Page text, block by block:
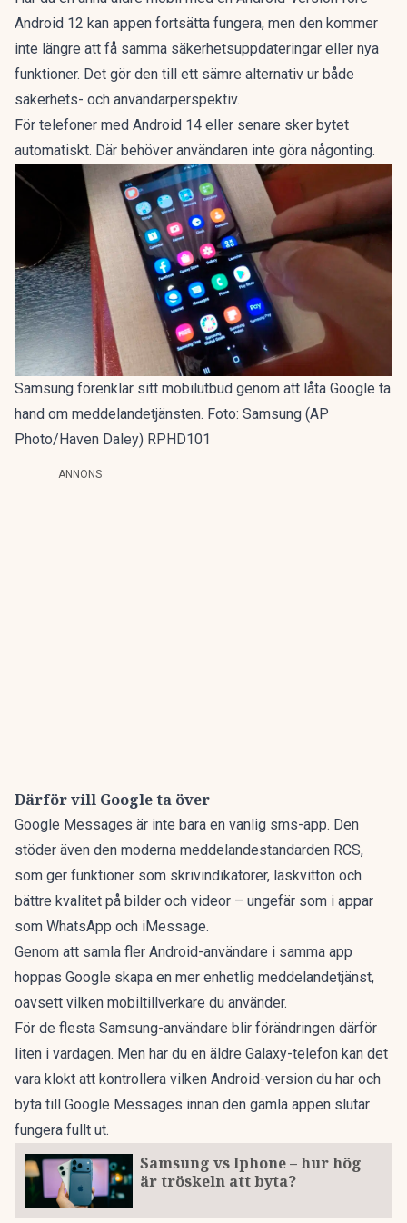
Android 12 kan appen fortsätta fungera, men den kommer
inte längre att få samma säkerhetsuppdateringar eller nya
funktioner. Det gör den till ett sämre alternativ ur både
säkerhets- och användarperspektiv.
För telefoner med Android 14 eller senare sker bytet
automatiskt. Där behöver användaren inte göra någonting.
Samsung förenklar sitt mobilutbud genom att låta Google ta
hand om meddelandetjänsten. Foto: Samsung (AP
Photo/Haven Daley) RPHD101
ANNONS
Därför vill Google ta över
Google Messages är inte bara en vanlig sms-app. Den
stöder även den moderna meddelandestandarden RCS,
som ger funktioner som skrivindikatorer, läskvitton och
bättre kvalitet på bilder och videor – ungefär som i appar
som WhatsApp och iMessage.
Genom att samla fler Android-användare i samma app
hoppas Google skapa en mer enhetlig meddelandetjänst,
oavsett vilken mobiltillverkare du använder.
För de flesta Samsung-användare blir förändringen därför
liten i vardagen. Men har du en äldre Galaxy-telefon kan det
vara klokt att kontrollera vilken Android-version du har och
byta till Google Messages innan den gamla appen slutar
fungera fullt ut.
Samsung vs Iphone – hur hög
är tröskeln att byta?